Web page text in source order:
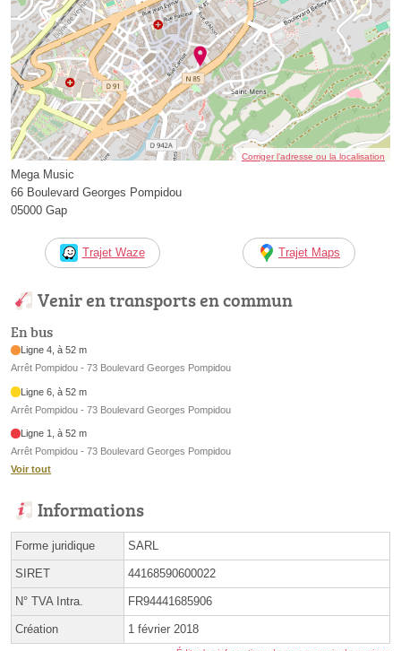
Corriger l’adresse ou la localisation
Mega Music
66 Boulevard Georges Pompidou
05000 Gap
Trajet Waze Trajet Maps
Venir en transports en commun
En bus
Ligne 4, à 52 m
Arrêt Pompidou - 73 Boulevard Georges Pompidou
Ligne 6, à 52 m
Arrêt Pompidou - 73 Boulevard Georges Pompidou
Ligne 1, à 52 m
Arrêt Pompidou - 73 Boulevard Georges Pompidou
Voir tout
Informations
Forme juridique SARL
SIRET 44168590600022
N° TVA Intra. FR94441685906
Création 1 février 2018